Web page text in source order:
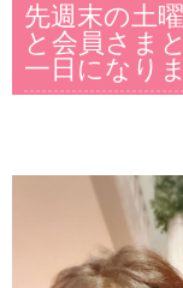
先週末の土
と会員さま
一日になり